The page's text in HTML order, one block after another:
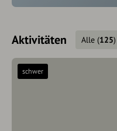
Aktivitäten Alle (125)
schwer